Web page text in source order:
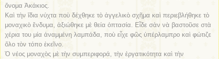
ὄνομα Ἀκάκιος.
Καὶ τὴν ἴδια νύχτα ποὺ δέχθηκε τὸ ἀγγελικὸ σχῆμα καὶ περιεβλήθηκε τὸ
μοναχικὸ ἔνδυμα, ἀξιώθηκε μὲ θεία ὀπτασία. Εἶδε σὰν νὰ βαστοῦσε στὰ
χέρια του μία ἀναμμένη λαμπάδα, ποὺ εἶχε φῶς ὑπέρλαμπρο καὶ φώτιζε
ὅλο τὸν τόπο ἐκεῖνο.
Ὁ νέος μοναχὸς μὲ τὴν συμπεριφορά, τὴν ἐργατικότητα καὶ τὴν